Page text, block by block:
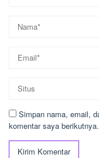
Simpan nama, email,
komentar saya berikutnya.